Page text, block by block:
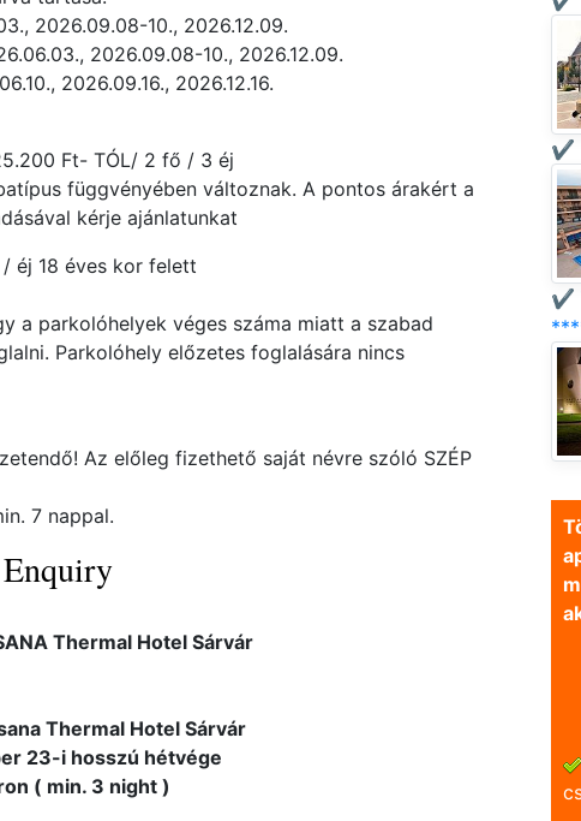
2026.09.08-10., 2026.12.09.
2026.09.08-10., 2026.12.09.
2026.09.16., 2026.12.16.
Ft- TÓL/ 2 fő / 3 éj
függvényében változnak. A pontos árakért a
kérje ajánlatunkat
éj 18 éves kor felett
a parkolóhelyek véges száma miatt a szabad
Parkolóhely előzetes foglalására nincs
Az előleg fizethető saját névre szóló SZÉP
7 nappal.
Enquiry
Thermal Hotel Sárvár
Thermal Hotel Sárvár
23-i hosszú hétvége
( min. 3 night )
✔️
✔️